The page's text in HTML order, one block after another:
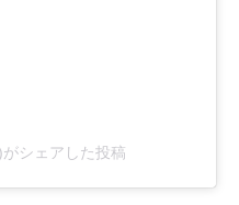
シェアした投稿